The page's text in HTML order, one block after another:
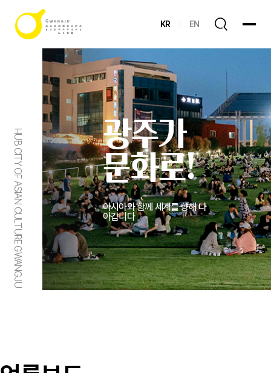
KR EN
HUB CITY OF ASIAN CULTURE GWANGJU
광주가
문화로!
아시아와 함께 세계를 향해 나
아갑니다